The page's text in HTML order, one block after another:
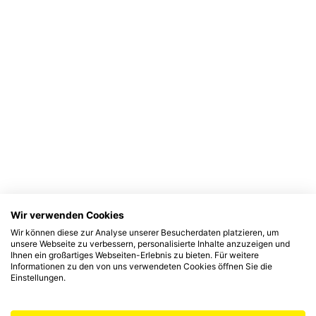
Wir verwenden Cookies
Wir können diese zur Analyse unserer Besucherdaten platzieren, um
unsere Webseite zu verbessern, personalisierte Inhalte anzuzeigen und
Ihnen ein großartiges Webseiten-Erlebnis zu bieten. Für weitere
Informationen zu den von uns verwendeten Cookies öffnen Sie die
Einstellungen.